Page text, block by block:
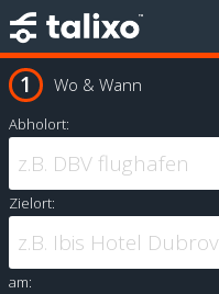
Wo & Wann
Abholort:
Zielort:
am: